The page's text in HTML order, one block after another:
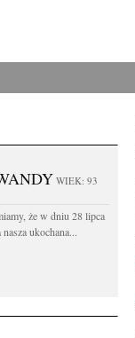
WIEK: 93
że w dniu 28 lipca
ukochana...